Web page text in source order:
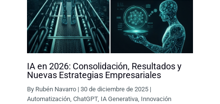
IA en 2026: Consolidación, Resultados y
Nuevas Estrategias Empresariales
By Rubén Navarro |30 de diciembre de 2025 |
Automatización ,ChatGPT, IA Generativa Innovación